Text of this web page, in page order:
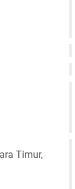
Timur,